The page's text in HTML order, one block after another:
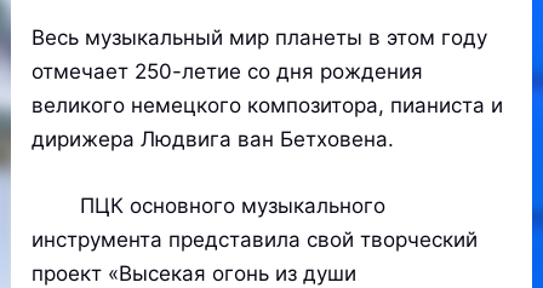
Весь музыкальный мир планеты в этом году
отмечает 250-летие со дня рождения
великого немецкого композитора, пианиста и
дирижера Людвига ван Бетховена.
ПЦК основного музыкального
инструмента представила свой творческий
проект «Высекая огонь из души